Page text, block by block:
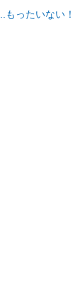
もったいない！